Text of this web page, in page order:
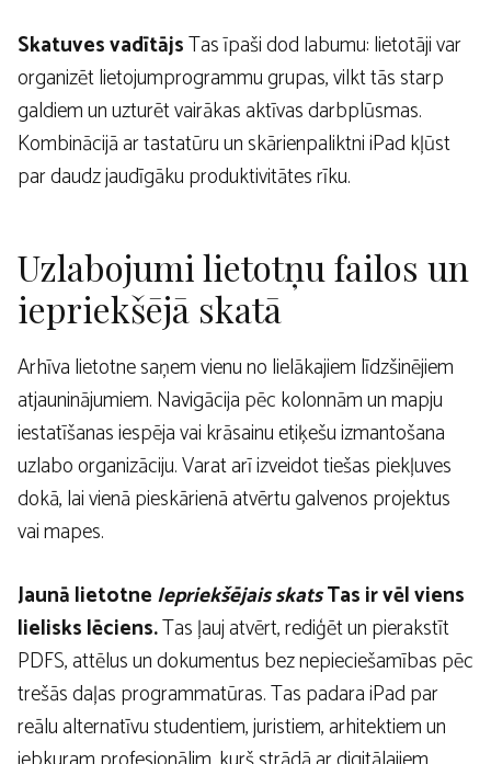
Skatuves vadītājsTas īpaši dod labumu: lietotāji var
organizēt lietojumprogrammu grupas, vilkt tās starp
galdiem un uzturēt vairākas aktīvas darbplūsmas.
Kombinācijā ar tastatūru un skārienpaliktni iPad kļūst
par daudz jaudīgāku produktivitātes rīku.
Uzlabojumi lietotņu failos un
iepriekšējā skatā
Arhīva lietotne saņem vienu no lielākajiem līdzšinējiem
atjauninājumiem. Navigācija pēc kolonnām un mapju
iestatīšanas iespēja vai krāsainu etiķešu izmantošana
uzlabo organizāciju. Varat arī izveidot tiešas piekļuves
dokā, lai vienā pieskārienā atvērtu galvenos projektus
vai mapes.
Jaunā lietotneIepriekšējais skatsTas ir vēl viens
lielisks lēciens.Tas ļauj atvērt, rediģēt un pierakstīt
PDFS, attēlus un dokumentus bez nepieciešamības pēc
trešās daļas programmatūras. Tas padara iPad par
reālu alternatīvu studentiem, juristiem, arhitektiem un